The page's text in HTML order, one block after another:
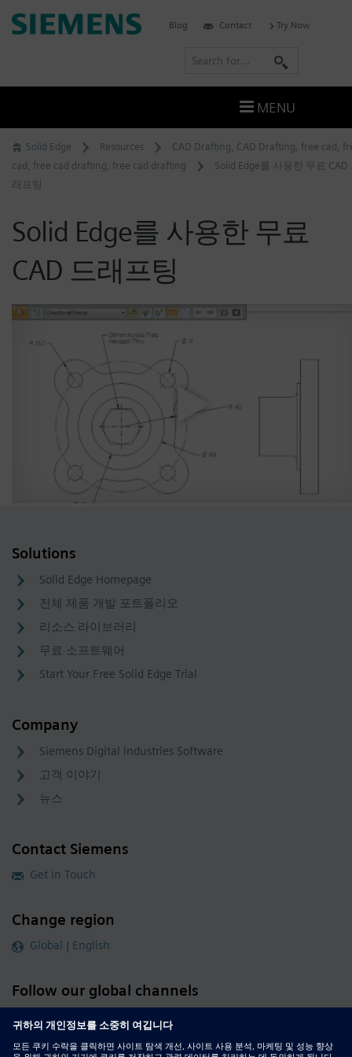
Skip
to
Solid Edge Resources CAD Drafting, CAD Drafting, free cad ,
cad , free cad drafting, free cad drafting
Solid Edge를 사용한 무료 CAD
래프팅
Solid Edge를 사용한 무료
CAD 드래프팅
Solutions
Solid Edge Homepage
전체 제품 개발 포트폴리오
리소스 라이브러리
무료 소프트웨어
Start Your Free Solid Edge Trial
Company
Siemens Digital Industries Software
고객 이야기
뉴스
Contact Siemens
Get in Touch
Change region
Global | English
Follow our global channels
Siemens
Blog Contact Try Now
r
c
h
MENU